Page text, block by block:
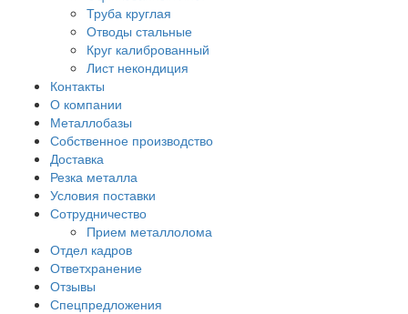
Труба круглая
Отводы стальные
Круг калиброванный
Лист некондиция
Контакты
О компании
Металлобазы
Собственное производство
Доставка
Резка металла
Условия поставки
Сотрудничество
Прием металлолома
Отдел кадров
Ответхранение
Отзывы
Спецпредложения